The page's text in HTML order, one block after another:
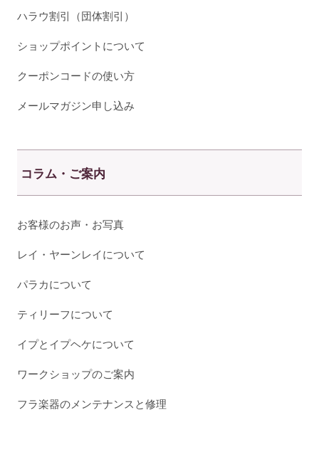
ハラウ割引（団体割引）
ショップポイントについて
クーポンコードの使い方
メールマガジン申し込み
コラム・ご案内
お客様のお声・お写真
レイ・ヤーンレイについて
パラカについて
ティリーフについて
イプとイプヘケについて
ワークショップのご案内
フラ楽器のメンテナンスと修理